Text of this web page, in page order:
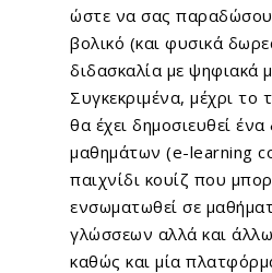
ώστε να σας
βολικό (και φυσικά
διδασκαλία με ψηφιακά
Συγκεκριμένα, μέχρι το
θα έχει δημοσιευθεί
μαθημάτων (e-learning
παιχνίδι κουίζ που
ενσωματωθεί σε
γλώσσεων αλλά και
καθώς και μία